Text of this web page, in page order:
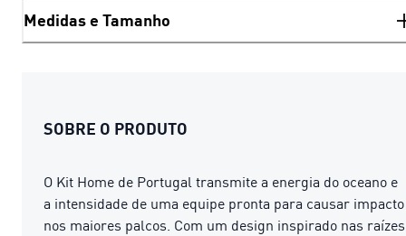
Medidas e Tamanho
SOBRE O PRODUTO
O Kit Home de Portugal transmite a energia do oceano e
a intensidade de uma equipe pronta para causar impacto
nos maiores palcos. Com um design inspirado nas raízes